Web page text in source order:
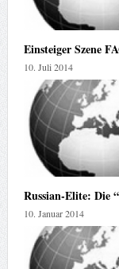
Einsteiger Szene
10. Juli 2014
Russian-Elite: Die
10. Januar 2014